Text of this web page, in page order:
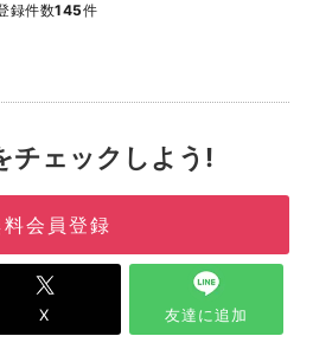
録件数145件
チェックしよう!
会員登録
X 友達に追加